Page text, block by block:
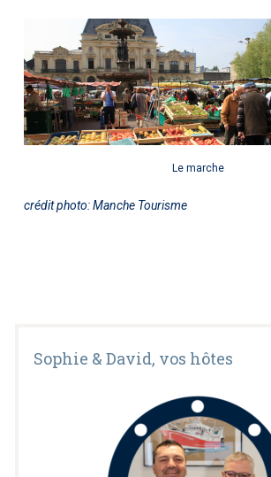
Le marche
crédit photo: Manche Tourisme
Sophie & David, vos hôtes